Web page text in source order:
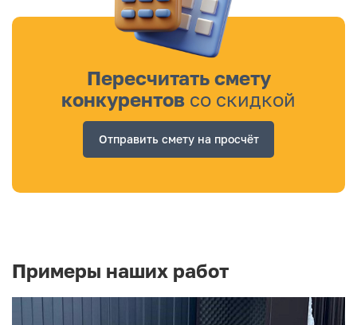
Пересчитать смету
конкурентов со скидкой
Отправить смету на просчёт
Примеры наших работ